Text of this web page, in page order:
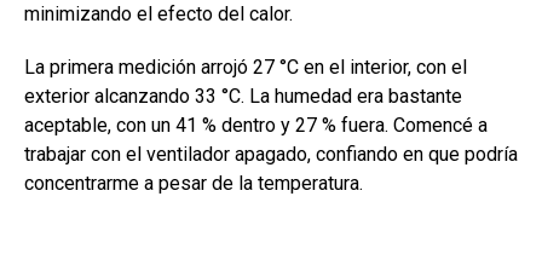
minimizando el efecto del calor.
La primera medición arrojó 27 °C en el interior, con el
exterior alcanzando 33 °C. La humedad era bastante
aceptable, con un 41 % dentro y 27 % fuera. Comencé a
trabajar con el ventilador apagado, confiando en que podría
concentrarme a pesar de la temperatura.